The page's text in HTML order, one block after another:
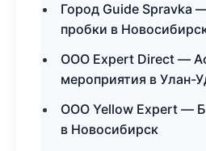
Город Guide Spravka
пробки в
ООО Expert Direct —
мероприятия в Улан-
ООО Yellow Expert —
в Новосибирск